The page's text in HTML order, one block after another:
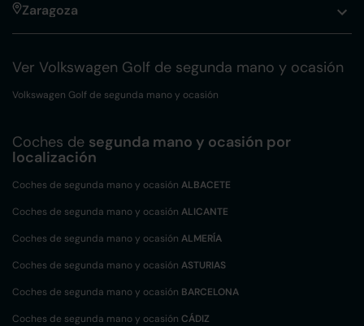
Zaragoza
Ver Volkswagen Golf de segunda mano y ocasión
Volkswagen Golf de segunda mano y ocasión
Coches de segunda mano y ocasión por
localización
Coches de segunda mano y ocasión ALBACETE
Coches de segunda mano y ocasión ALICANTE
Coches de segunda mano y ocasión ALMERÍA
Coches de segunda mano y ocasión ASTURIAS
Coches de segunda mano y ocasión BARCELONA
Coches de segunda mano y ocasión CÁDIZ